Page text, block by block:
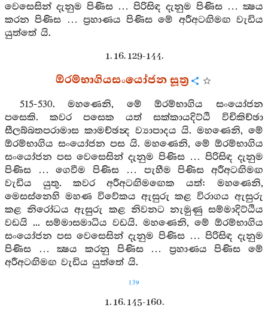
වෙසෙසින් දැනුම පිණිස … පිරිසිඳ දැනුම පිණිස … ක්‍ෂය
කරන පිණිස … ප්‍රහාණය පිණිස මේ අරීඅටඟිමඟ වැඩිය
යුත්තේ යි.
1. 16. 129-144.
ඕරම්භාගියසංයෝජන සූත්‍ර
515-530. මහණෙනි, මේ ඕරම්භාගිය සංයෝජන
පසෙකි. කවර පසෙක යත් සක්කායදිට්ඨි විචිකිච්ඡා
සීලබ්බතපරාමාස කාමච්ඡන්‍ද ව්‍යාපාදය යි. මහණෙනි, මේ
ඕරම්භාගිය සංයෝජන පස යි. මහණෙනි, මේ ඕරම්භාගිය
සංයෝජන පස වෙසෙසින් දැනුම පිණිස … පිරිසිඳ දැනුම
පිණිස … ගෙවීම පිණිස … පැහීම පිණිස අරීඅටඟිමඟ
වැඩිය යුතු. කවර අරීඅටඟිමඟෙක යත්: මහණෙනි,
මෙසස්නෙහි මහණ විවේකය ඇසුරු කළ විරාගය ඇසුරු
කළ නිරෝධය ඇසුරු කළ නිවනට නැමුණු සම්මාදිට්ඨිය
වඩයි ... සම්මාසමාධිය වඩයි. මහණෙනි, මේ ඕරම්භාගිය
සංයෝජන පස වෙසෙසින් දැනුම පිණිස … පිරිසිඳ දැනුම
පිණිස … ක්‍ෂය කරනු පිණිස … ප්‍රහාණය පිණිස මේ
අරීඅටඟිමඟ වැඩිය යුත්තේ යි.
139
1. 16. 145-160.